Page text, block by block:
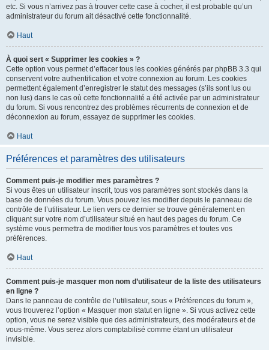
etc. Si vous n’arrivez pas à trouver cette case à cocher, il est probable qu’un
administrateur du forum ait désactivé cette fonctionnalité.
Haut
À quoi sert « Supprimer les cookies » ?
Cette option vous permet d’effacer tous les cookies générés par phpBB 3.3 qui
conservent votre authentification et votre connexion au forum. Les cookies
permettent également d’enregistrer le statut des messages (s’ils sont lus ou
non lus) dans le cas où cette fonctionnalité a été activée par un administrateur
du forum. Si vous rencontrez des problèmes récurrents de connexion et de
déconnexion au forum, essayez de supprimer les cookies.
Haut
Préférences et paramètres des utilisateurs
Comment puis-je modifier mes paramètres ?
Si vous êtes un utilisateur inscrit, tous vos paramètres sont stockés dans la
base de données du forum. Vous pouvez les modifier depuis le panneau de
contrôle de l’utilisateur. Le lien vers ce dernier se trouve généralement en
cliquant sur votre nom d’utilisateur situé en haut des pages du forum. Ce
système vous permettra de modifier tous vos paramètres et toutes vos
préférences.
Haut
Comment puis-je masquer mon nom d’utilisateur de la liste des utilisateurs
en ligne ?
Dans le panneau de contrôle de l’utilisateur, sous « Préférences du forum »,
vous trouverez l’option « Masquer mon statut en ligne ». Si vous activez cette
option, vous ne serez visible que des administrateurs, des modérateurs et de
vous-même. Vous serez alors comptabilisé comme étant un utilisateur
invisible.